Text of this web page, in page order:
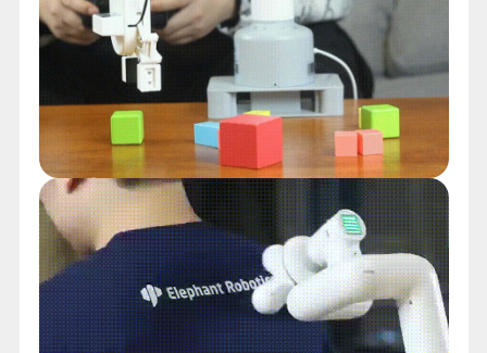
который обеспечивает стабильную и
быструю работу. Устройство поддерживает
Ubuntu Mate 20.04, а также языки Python,
C++, ROS1/ROS2, Blockly и Arduino.
Поставляется с предустановленным ПО.
КЛЮЧЕВЫЕ ХАРАКТЕРИСТИКИ:
6 степеней свободы (6 DOF);
Рабочий радиус: 280 мм;
Точность позиционирования: ±0,3 мм;
Нагрузка: до 250 г;
Интерфейсы: USB ×4, HDMI ×2, RJ45,
GPIO (40 pin), Wi-Fi, Bluetooth;
Матрица LED 5×5 для визуальной
индикации состояния;
Совместимость с MoveIt —